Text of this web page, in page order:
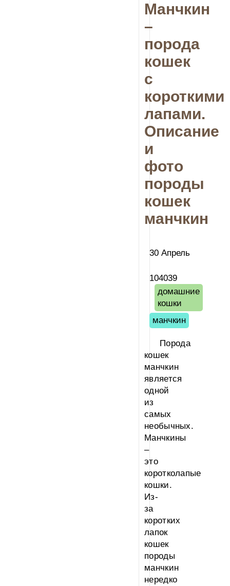
Манчкин
–
порода
кошек
с
короткими
лапами.
Описание
и
фото
породы
кошек
манчкин
30 Апрель
104039
домашние
кошки
манчкин
Порода
кошек
манчкин
является
одной
из
самых
необычных.
Манчкины
–
это
коротколапые
кошки.
Из-
за
коротких
лапок
кошек
породы
манчкин
нередко